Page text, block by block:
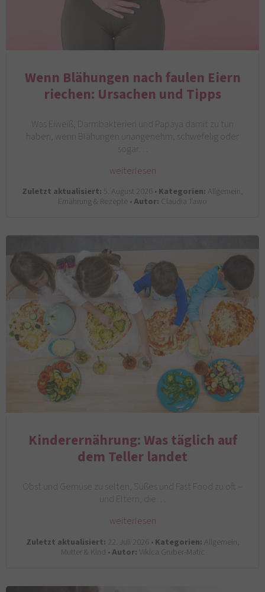
Wenn Blähungen nach faulen Eiern
riechen: Ursachen und Tipps
Was Eiweiß, Darmbakterien und Papaya damit zu tun
haben, wenn Blähungen unangenehm, schwefelig oder
sogar…
weiterlesen
Zuletzt aktualisiert: 5. August 2026 •Kategorien: Allgemein,
Ernährung & Rezepte •Autor: Claudia Tawo
Kinderernährung: Was täglich auf
dem Teller landet
Obst und Gemüse zu selten, Süßes und Fast Food zu oft –
und Eltern, die…
weiterlesen
Zuletzt aktualisiert: 22. Juli 2026 •Kategorien: Allgemein,
Mutter & Kind •Autor:Vikica Gruber-Matic